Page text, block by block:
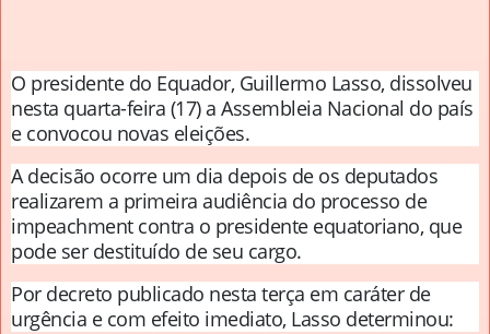
O presidente do Equador, Guillermo Lasso, dissolveu
nesta quarta-feira (17) a Assembleia Nacional do país
e convocou novas eleições.
A decisão ocorre um dia depois de os deputados
realizarem a primeira audiência do processo de
impeachment contra o presidente equatoriano, que
pode ser destituído de seu cargo.
Por decreto publicado nesta terça em caráter de
urgência e com efeito imediato, Lasso determinou: